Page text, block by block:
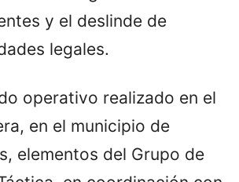
y el deslinde de
legales.
operativo realizado en el
en el municipio de
elementos del Grupo de